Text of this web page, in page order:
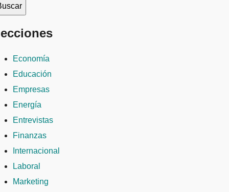
Economía
Educación
Empresas
Energía
Entrevistas
Finanzas
Internacional
Laboral
Marketing